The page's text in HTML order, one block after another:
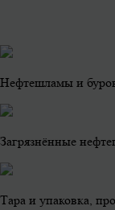
Нефтешламы и
Загрязнённые
Тара и упаковка,